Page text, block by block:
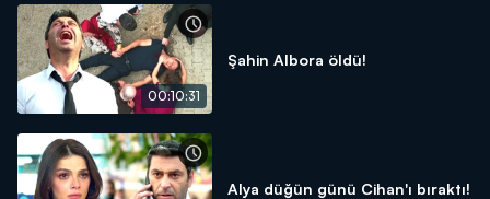
00:10:31
Şahin Albora öldü!
Alya düğün günü Cihan'ı bıraktı!